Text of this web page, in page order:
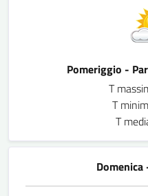
Pomeriggio -
T
T
T